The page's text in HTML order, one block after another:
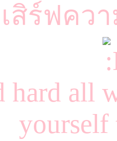
เสิร์ฟคว
hard all
yourself